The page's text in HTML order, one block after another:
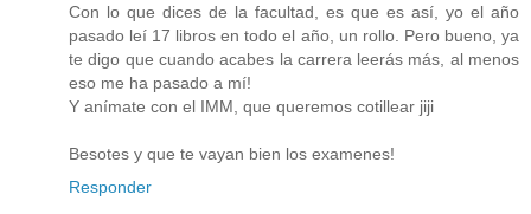
Con lo que dices de la facultad, es que es así, yo el año
pasado leí 17 libros en todo el año, un rollo. Pero bueno, ya
te digo que cuando acabes la carrera leerás más, al menos
eso me ha pasado a mí!
Y anímate con el IMM, que queremos cotillear jiji
Besotes y que te vayan bien los examenes!
Responder